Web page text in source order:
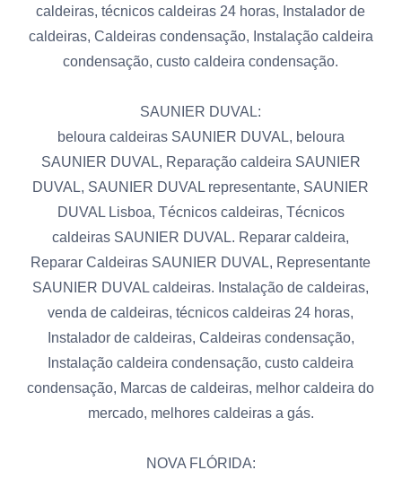
caldeiras, técnicos caldeiras 24 horas, Instalador de
caldeiras, Caldeiras condensação, Instalação caldeira
condensação, custo caldeira condensação.
SAUNIER DUVAL:
beloura caldeiras SAUNIER DUVAL, beloura
SAUNIER DUVAL, Reparação caldeira SAUNIER
DUVAL, SAUNIER DUVAL representante, SAUNIER
DUVAL Lisboa, Técnicos caldeiras, Técnicos
caldeiras SAUNIER DUVAL. Reparar caldeira,
Reparar Caldeiras SAUNIER DUVAL, Representante
SAUNIER DUVAL caldeiras. Instalação de caldeiras,
venda de caldeiras, técnicos caldeiras 24 horas,
Instalador de caldeiras, Caldeiras condensação,
Instalação caldeira condensação, custo caldeira
condensação, Marcas de caldeiras, melhor caldeira do
mercado, melhores caldeiras a gás.
NOVA FLÓRIDA: